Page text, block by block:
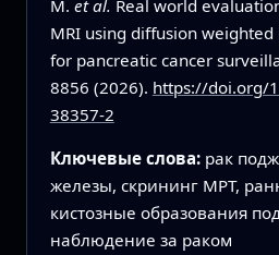
M. et al. Real world
MRI using diffusion weighted
for pancreatic cancer
8856 (2026). https://doi.org/
38357-2
Ключевые слова: рак
железы, скрининг МРТ,
кистозные образования
наблюдение за раком